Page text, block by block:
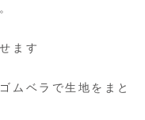
ます
ムベラで生地をまと